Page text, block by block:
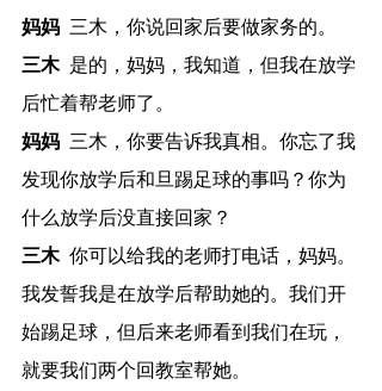
妈妈 三木，你说回家后要做家务的。
三木 是的，妈妈，我知道，但我在放学
后忙着帮老师了。
妈妈
发现你放学后和旦踢足球的事吗？你为
什么放学后没直接回家？
三木 你可以给我的老师打电话，妈妈。
我发誓我是在放学后帮助她的。我们开
始踢足球，但后来老师看到我们在玩，
就要我们两个回教室帮她。